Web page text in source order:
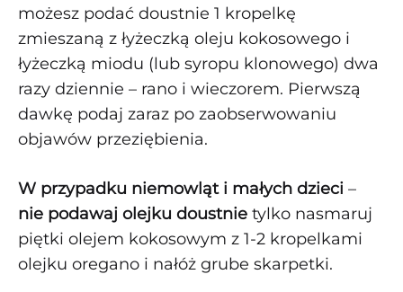
możesz podać doustnie 1 kropelkę
zmieszaną z łyżeczką oleju kokosowego i
łyżeczką miodu (lub syropu klonowego) dwa
razy dziennie – rano i wieczorem. Pierwszą
dawkę podaj zaraz po zaobserwowaniu
objawów przeziębienia.
W przypadku niemowląt i małych dzieci –
nie podawaj olejku doustnie tylko nasmaruj
piętki olejem kokosowym z 1-2 kropelkami
olejku oregano i nałóż grube skarpetki.